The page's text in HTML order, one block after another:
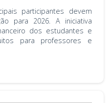
participantes devem
para 2026. A iniciativa
dos estudantes e
para professores e